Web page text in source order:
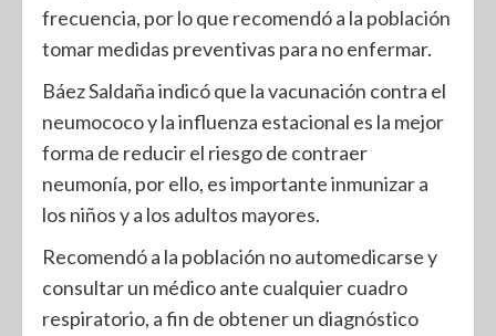
frecuencia, por lo que recomendó a la población
tomar medidas preventivas para no enfermar.
Báez Saldaña indicó que la vacunación contra el
neumococo y la influenza estacional es la mejor
forma de reducir el riesgo de contraer
neumonía, por ello, es importante inmunizar a
los niños y a los adultos mayores.
Recomendó a la población no automedicarse y
consultar un médico ante cualquier cuadro
respiratorio, a fin de obtener un diagnóstico